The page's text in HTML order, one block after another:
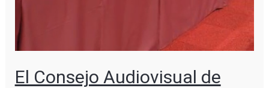
El Consejo Audiovisual de